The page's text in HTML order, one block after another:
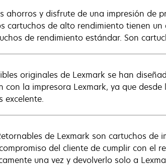
ahorros y disfrute de una impresión de
cartuchos de alto rendimiento tienen
de rendimiento estándar. Son
originales de Lexmark se han
con la impresora Lexmark, ya que
excelente.
de Lexmark son cartuchos
del cliente de cumplir con el
una vez y devolverlo solo a